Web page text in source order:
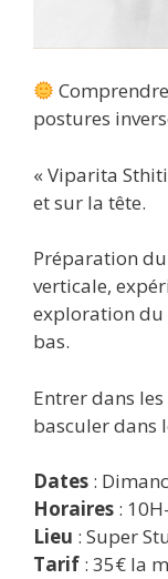
postures
« Viparita
et sur la tête.
Préparation
verticale,
exploration du
bas.
Entrer dans
basculer dans
Dates :
Horaires :
Lieu : Super
Tarif : 35€ la